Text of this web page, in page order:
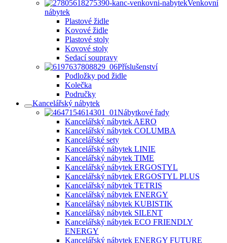
Venkovní
nábytek
Plastové židle
Kovové židle
Plastové stoly
Kovové stoly
Sedací soupravy
Příslušenství
Podložky pod židle
Kolečka
Područky
Kancelářský nábytek
Nábytkové řady
Kancelářský nábytek AERO
Kancelářský nábytek COLUMBA
Kancelářské sety
Kancelářský nábytek LINIE
Kancelářský nábytek TIME
Kancelářský nábytek ERGOSTYL
Kancelářský nábytek ERGOSTYL PLUS
Kancelářský nábytek TETRIS
Kancelářský nábytek ENERGY
Kancelářský nábytek KUBISTIK
Kancelářský nábytek SILENT
Kancelářský nábytek ECO FRIENDLY
ENERGY
Kancelářský nábytek ENERGY FUTURE